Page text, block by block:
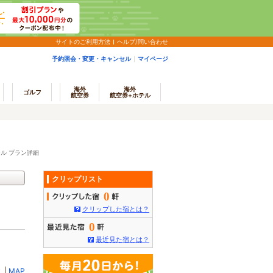
サイトのご利用方法 ヘルプ/問い合わせ
予約照会・変更・キャンセル マイページ
ゴルフ
海外
航空券
海外
航空券+ホテル
プラン詳細
MAP
クリップリスト
0
クリップした宿とは？
0
最近見た宿とは？